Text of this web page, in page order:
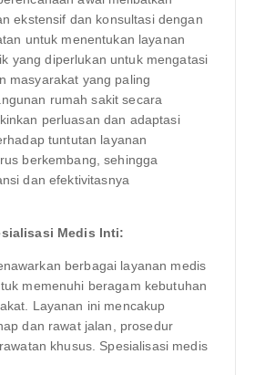
ekstensif dan konsultasi dengan
untuk menentukan layanan
yang diperlukan untuk mengatasi
masyarakat yang paling
rumah sakit secara
perluasan dan adaptasi
tuntutan layanan
berkembang, sehingga
dan efektivitasnya
Medis Inti:
berbagai layanan medis
memenuhi beragam kebutuhan
Layanan ini mencakup
dan rawat jalan, prosedur
khusus. Spesialisasi medis